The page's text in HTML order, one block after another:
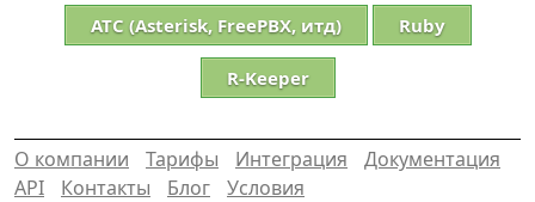
АТС (Asterisk, FreePBX, итд) Ruby
R-Keeper
О компании Тарифы Интеграция
Документация
API
Контакты Блог
Условия